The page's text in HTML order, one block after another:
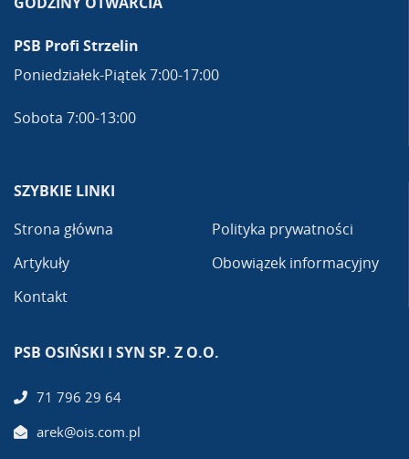
PSB Profi Strzelin
Poniedziałek-Piątek 7:00-17:00
Sobota 7:00-13:00
SZYBKIE LINKI
Strona główna
Artykuły
Kontakt
Polityka prywatności
Obowiązek informacyjny
PSB OSIŃSKI I SYN SP. Z O.O.
71 796 29 64
arek@ois.com.pl